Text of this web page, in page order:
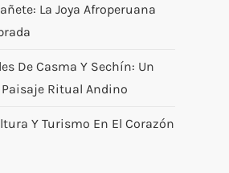
La Joya Afroperuana
De Casma Y Sechín: Un
Ritual Andino
Y Turismo En El Corazón